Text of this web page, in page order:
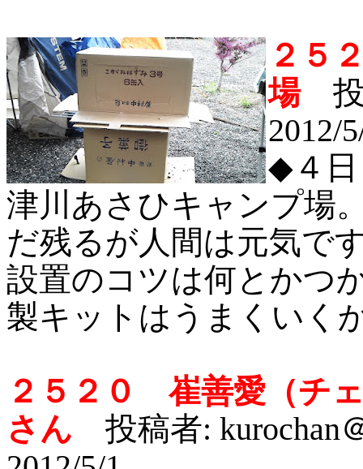
２５
場
2012/
◆ ４
津川あさひキャンプ場
だ残るが人間は元気で
設置のコツは何とかつ
製キットはうまくいく
２５２０ 崔善愛（チ
さん 投稿者: